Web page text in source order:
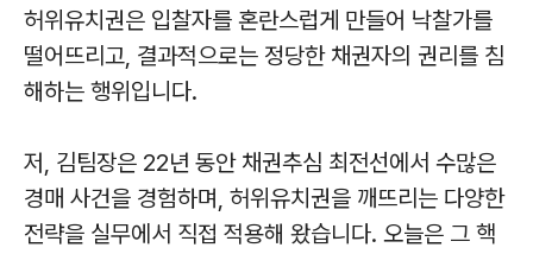
허위유치권은 입찰자를 혼란스럽게 만들어 낙찰가를
떨어뜨리고, 결과적으로는 정당한 채권자의 권리를 침
해하는 행위입니다.
저, 김팀장은 22년 동안 채권추심 최전선에서 수많은
경매 사건을 경험하며, 허위유치권을 깨뜨리는 다양한
전략을 실무에서 직접 적용해 왔습니다. 오늘은 그 핵